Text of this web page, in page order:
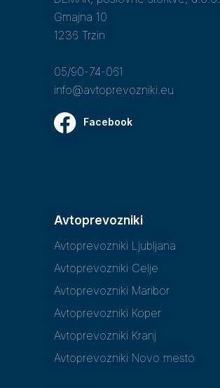
Gmajna 10
1236 Trzin
05/90-74-061
info@avtoprevozniki.eu
Facebook
Avtoprevozniki
Avtoprevozniki Ljubljana
Avtoprevozniki Celje
Avtoprevozniki Maribor
Avtoprevozniki Koper
Avtoprevozniki Kranj
Avtoprevozniki Novo mesto